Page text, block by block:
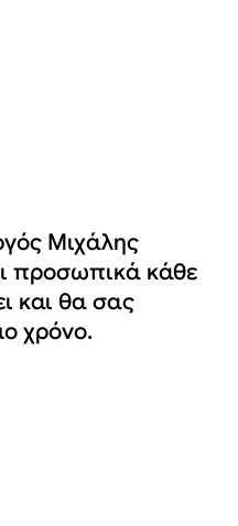
Μιχάλης
προσωπικά κάθε
και θα σας
χρόνο.